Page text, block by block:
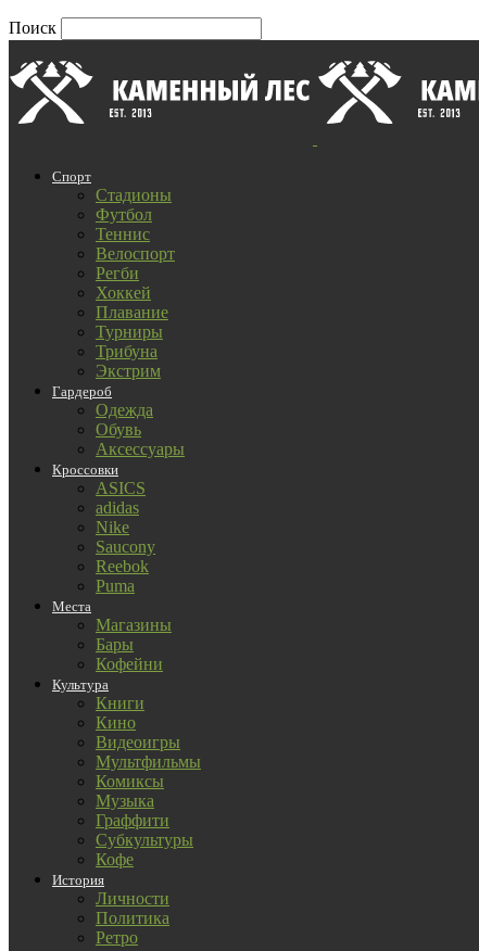
Поиск
Спорт
Стадионы
Футбол
Теннис
Велоспорт
Регби
Хоккей
Плавание
Турниры
Трибуна
Экстрим
Гардероб
Одежда
Обувь
Аксессуары
Кроссовки
ASICS
adidas
Nike
Saucony
Reebok
Puma
Места
Магазины
Бары
Кофейни
Культура
Книги
Кино
Видеоигры
Мультфильмы
Комиксы
Музыка
Граффити
Субкультуры
Кофе
История
Личности
Политика
Ретро